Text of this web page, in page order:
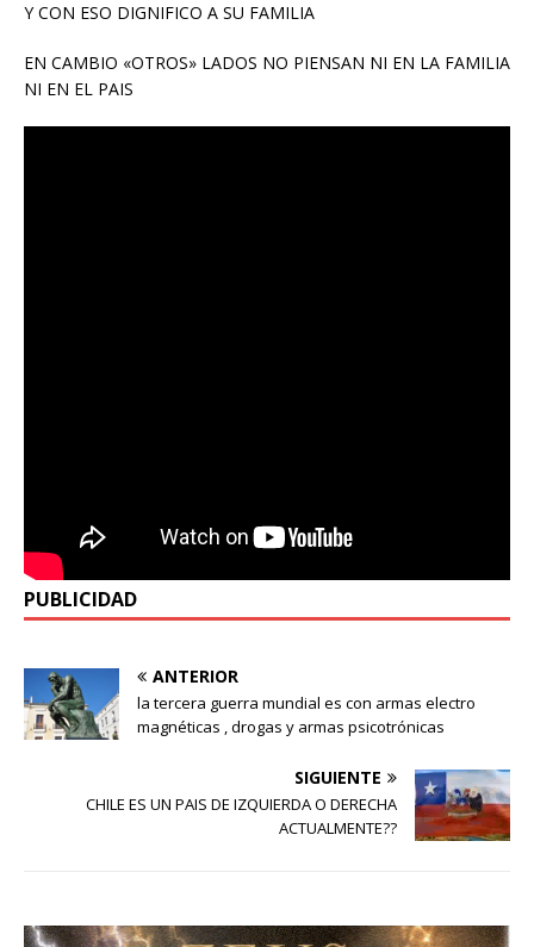
Y CON ESO DIGNIFICO A SU FAMILIA
EN CAMBIO «OTROS» LADOS NO PIENSAN NI EN LA FAMILIA
NI EN EL PAIS
PUBLICIDAD
ANTERIOR
la tercera guerra mundial es con armas electro
magnéticas , drogas y armas psicotrónicas
SIGUIENTE
CHILE ES UN PAIS DE IZQUIERDA O DERECHA
ACTUALMENTE??